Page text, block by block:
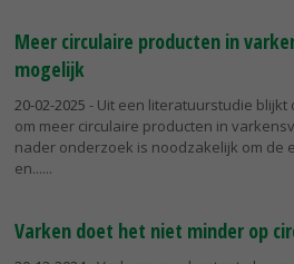
Meer circulaire producten in
mogelijk
20-02-2025 - Uit een literatuurstudie blijkt
om meer circulaire producten in
nader onderzoek is noodzakelijk om de
en...
Varken doet het niet minder op